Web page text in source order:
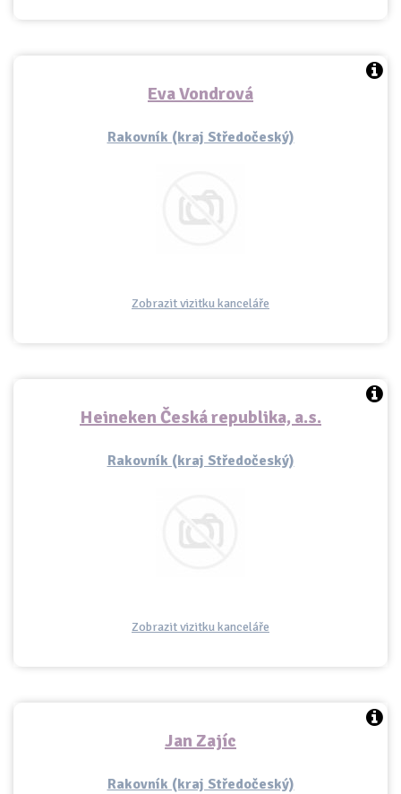
Eva Vondrová
Rakovník (kraj Středočeský)
Zobrazit vizitku kanceláře
Heineken Česká republika, a.s.
Rakovník (kraj Středočeský)
Zobrazit vizitku kanceláře
Jan Zajíc
Rakovník (kraj Středočeský)